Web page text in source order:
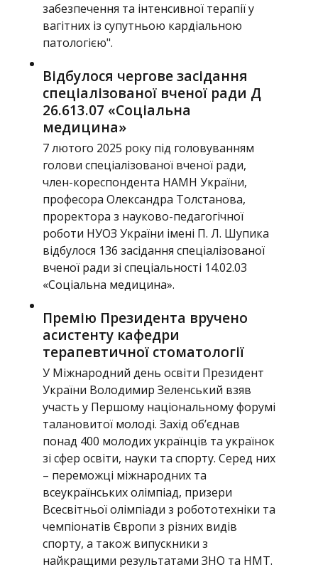
забезпечення та інтенсивної терапії у
вагітних із супутньою кардіальною
патологією".
Відбулося чергове засідання
спеціалізованої вченої ради Д
26.613.07 «Соціальна
медицина»
7 лютого 2025 року під головуванням
голови спеціалізованої вченої ради,
член-кореспондента НАМН України,
професора Олександра Толстанова,
проректора з науково-педагогічної
роботи НУОЗ України імені П. Л. Шупика
відбулося 136 засідання спеціалізованої
вченої ради зі спеціальності 14.02.03
«Соціальна медицина».
Премію Президента вручено
асистенту кафедри
терапевтичної стоматології
У Міжнародний день освіти Президент
України Володимир Зеленський взяв
участь у Першому національному форумі
талановитої молоді. Захід об’єднав
понад 400 молодих українців та українок
зі сфер освіти, науки та спорту. Серед них
– переможці міжнародних та
всеукраїнських олімпіад, призери
Всесвітньої олімпіади з робототехніки та
чемпіонатів Європи з різних видів
спорту, а також випускники з
найкращими результатами ЗНО та НМТ.